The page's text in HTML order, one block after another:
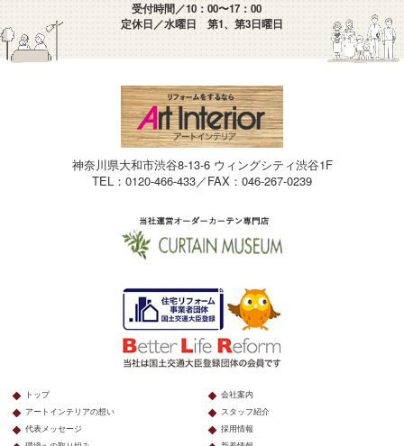
受付時間／10：00〜17：00
定休日／水曜日 第1、第3日曜日
神奈川県大和市渋谷8-13-6 ウィングシティ渋谷1F
TEL：0120-466-433／FAX：046-267-0239
トップ
アートインテリアの想い
代表メッセージ
会社案内
スタッフ紹介
採用情報